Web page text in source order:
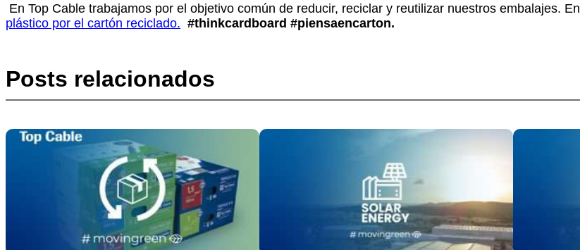
En Top Cable trabajamos por el objetivo común de reducir, reciclar y reutilizar nuestros embalajes. En
plástico por el cartón reciclado. #thinkcardboard #piensaencarton.
Posts relacionados